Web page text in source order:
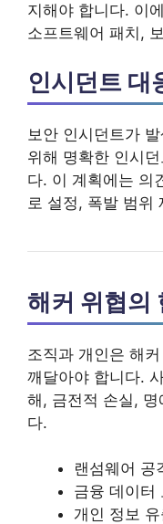
지해야 합니다. 이
소프트웨어 패치,
인시던트 대
보안 인시던트가
위해 명확한 인시
다. 이 계획에는 의
로 설정, 폭발 범위
해커 위협의
조직과 개인은 해
깨달아야 합니다.
해, 금전적 손실,
다.
랜섬웨어 공
금융 데이터
개인 정보